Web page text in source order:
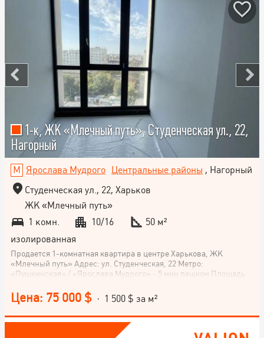
1-к, ЖК «Млечный путь», Студенческая ул., 22,
Нагорный
Ярослава Мудрого Центральные районы , Нагорный
Студенческая ул., 22, Харьков
ЖК «Млечный путь»
1 комн.
10/16
50 м²
изолированная
Продается 1-комнатная квартира в центре Харькова, ЖК
«Млечный путь» Адрес: ул. Студенческая, 22 Метро:
«Пушкинская» / «Ярослава Мудрого» - 5 мин пешком Площадь:
просторная студия • гардеробная • совмещенный санузел •
балкон присоединен к жилой площади • панорамные окна •
электрокамин • есть готовый дизайн-проект Состояние: • 95%
ремонта завершено • теплый пол по всей квартире • стены
окрашены • санузел полностью готов • уложенная паркетная
Цена: 75 000 $ · 1 500 $ за м²